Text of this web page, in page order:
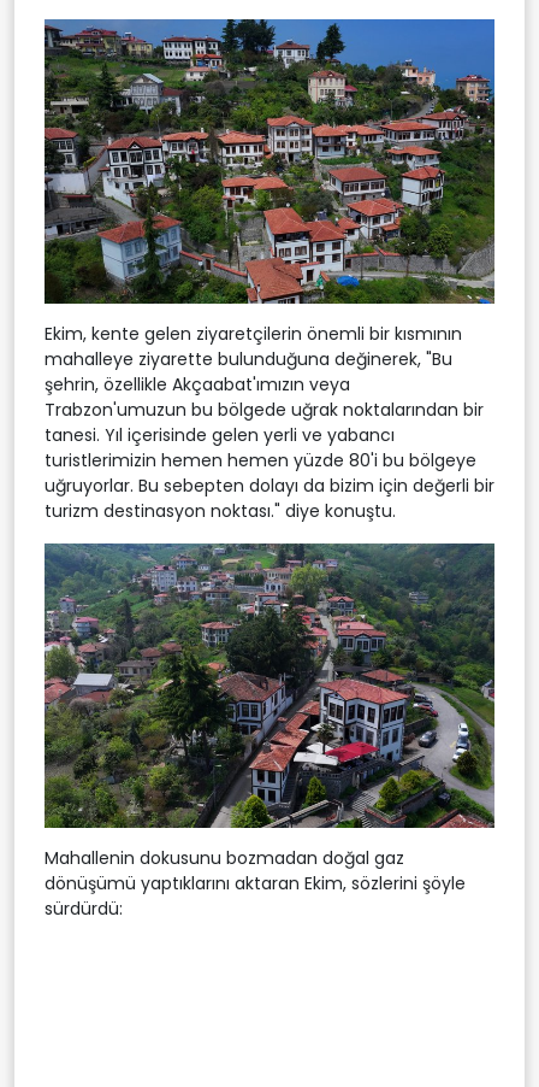
Ekim, kente gelen ziyaretçilerin önemli bir kısmının
mahalleye ziyarette bulunduğuna değinerek, "Bu
şehrin, özellikle Akçaabat'ımızın veya
Trabzon'umuzun bu bölgede uğrak noktalarından bir
tanesi. Yıl içerisinde gelen yerli ve yabancı
turistlerimizin hemen hemen yüzde 80'i bu bölgeye
uğruyorlar. Bu sebepten dolayı da bizim için değerli bir
turizm destinasyon noktası." diye konuştu.
Mahallenin dokusunu bozmadan doğal gaz
dönüşümü yaptıklarını aktaran Ekim, sözlerini şöyle
sürdürdü: